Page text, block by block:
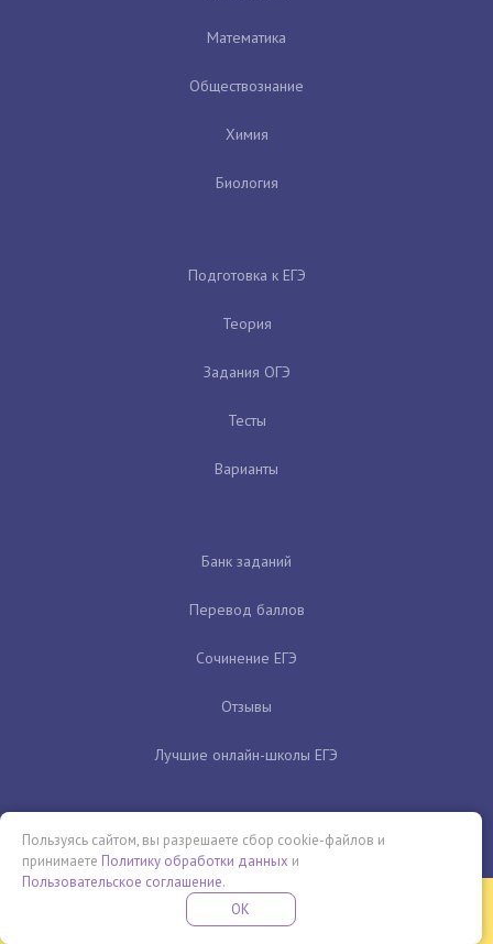
Математика
Обществознание
Химия
Биология
Подготовка к ЕГЭ
Теория
Задания ОГЭ
Тесты
Варианты
Банк заданий
Перевод баллов
Сочинение ЕГЭ
Отзывы
Лучшие онлайн-школы ЕГЭ
Бесплатная летняя школа
ПРОВЕДИ ЭТО ЛЕТО С ПОЛЬЗОЙ
Пользуясь сайтом, вы разрешаете сбор cookie-файлов и
принимаете Политику обработки данных и
Пользовательское соглашение.
OK